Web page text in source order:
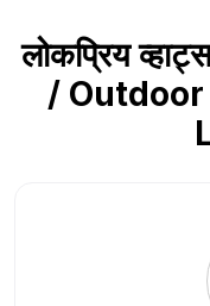
लोकप्रिय
/